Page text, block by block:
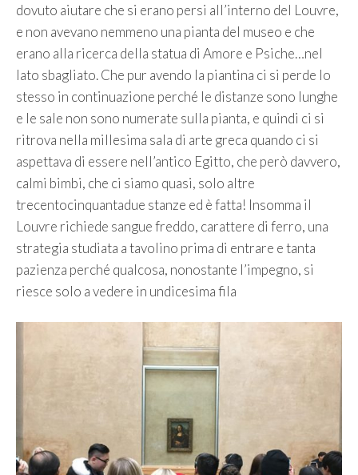
dovuto aiutare che si erano persi all’interno del Louvre,
e non avevano nemmeno una pianta del museo e che
erano alla ricerca della statua di Amore e Psiche…nel
lato sbagliato. Che pur avendo la piantina ci si perde lo
stesso in continuazione perché le distanze sono lunghe
e le sale non sono numerate sulla pianta, e quindi ci si
ritrova nella millesima sala di arte greca quando ci si
aspettava di essere nell’antico Egitto, che però davvero,
calmi bimbi, che ci siamo quasi, solo altre
trecentocinquantadue stanze ed è fatta! Insomma il
Louvre richiede sangue freddo, carattere di ferro, una
strategia studiata a tavolino prima di entrare e tanta
pazienza perché qualcosa, nonostante l’impegno, si
riesce solo a vedere in undicesima fila